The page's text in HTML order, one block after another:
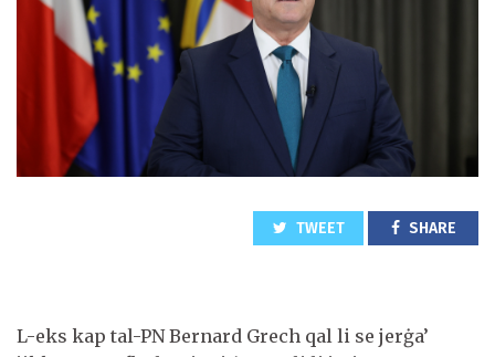
TWEET SHARE
L-eks kap tal-PN Bernard Grech qal li se jerġa’